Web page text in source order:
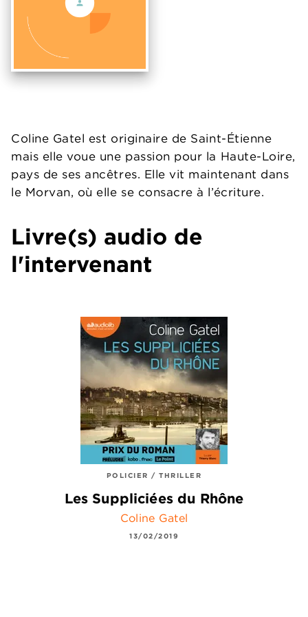
Coline Gatel est originaire de Saint-Étienne
mais elle voue une passion pour la Haute-Loire,
pays de ses ancêtres. Elle vit maintenant dans
le Morvan, où elle se consacre à l’écriture.
Livre(s) audio de
l'intervenant
POLICIER / THRILLER
Les Suppliciées du Rhône
Coline Gatel
13/02/2019